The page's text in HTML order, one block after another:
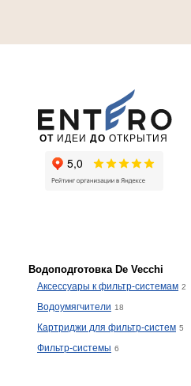
Водоподготовка De Vecchi
Аксессуары к фильтр-системам 2
Водоумягчители 18
Картриджи для фильтр-систем 5
Фильтр-системы 6
ОТ ИДЕИ ДО ОТКРЫТИЯ